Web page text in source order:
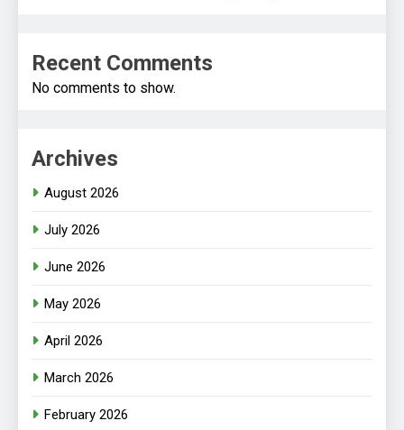
Recent Comments
No comments to show.
Archives
August 2026
July 2026
June 2026
May 2026
April 2026
March 2026
February 2026